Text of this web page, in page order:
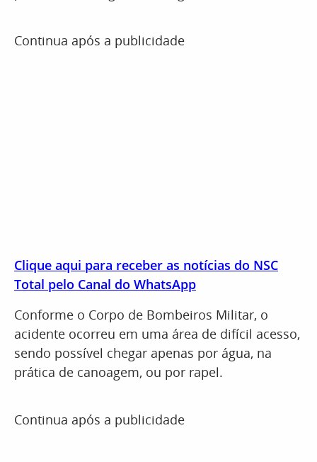
Continua após a publicidade
Clique aqui para receber as notícias do NSC
Total pelo Canal do WhatsApp
Conforme o Corpo de Bombeiros Militar, o
acidente ocorreu em uma área de difícil acesso,
sendo possível chegar apenas por água, na
prática de canoagem, ou por rapel.
Continua após a publicidade